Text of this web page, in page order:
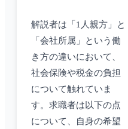
解説者は「1人親方」と
「会社所属」という働
き方の違いにおいて、
社会保険や税金の負担
について触れていま
す。求職者は以下の点
について、自身の希望